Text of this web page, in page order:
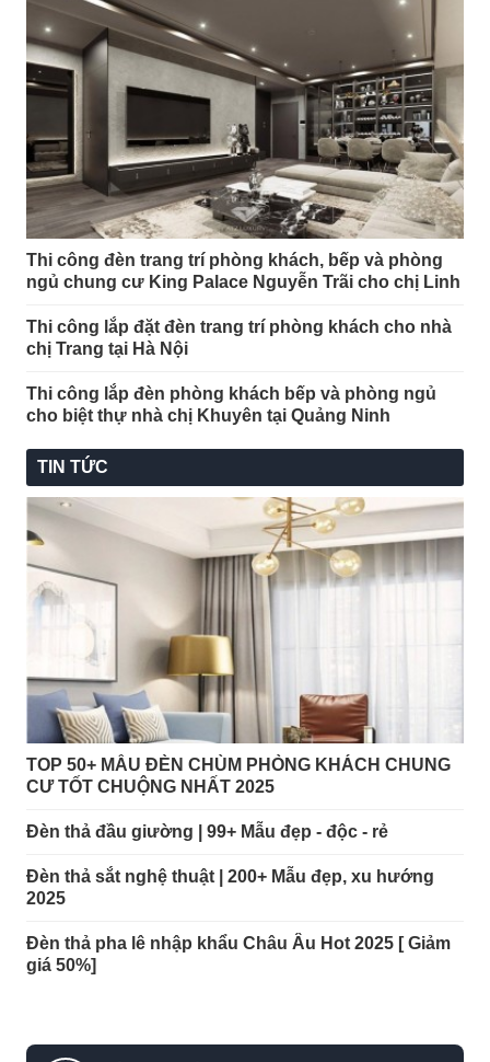
Thi công đèn trang trí phòng khách, bếp và phòng
ngủ chung cư King Palace Nguyễn Trãi cho chị Linh
Thi công lắp đặt đèn trang trí phòng khách cho nhà
chị Trang tại Hà Nội
Thi công lắp đèn phòng khách bếp và phòng ngủ
cho biệt thự nhà chị Khuyên tại Quảng Ninh
TIN TỨC
TOP 50+ MẪU ĐÈN CHÙM PHÒNG KHÁCH CHUNG
CƯ TỐT CHUỘNG NHẤT 2025
Đèn thả đầu giường | 99+ Mẫu đẹp - độc - rẻ
Đèn thả sắt nghệ thuật | 200+ Mẫu đẹp, xu hướng
2025
Đèn thả pha lê nhập khẩu Châu Âu Hot 2025 [ Giảm
giá 50%]